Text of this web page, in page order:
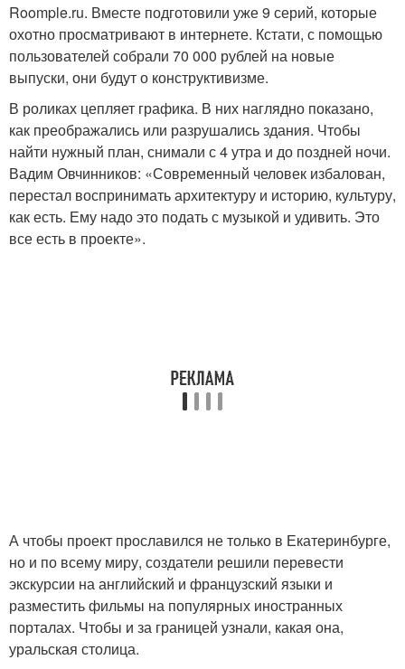
Roomple.ru. Вместе подготовили уже 9 серий, которые
охотно просматривают в интернете. Кстати, с помощью
пользователей собрали 70 000 рублей на новые
выпуски, они будут о конструктивизме.
В роликах цепляет графика. В них наглядно показано,
как преображались или разрушались здания. Чтобы
найти нужный план, снимали с 4 утра и до поздней ночи.
Вадим Овчинников: «Современный человек избалован,
перестал воспринимать архитектуру и историю, культуру,
как есть. Ему надо это подать с музыкой и удивить. Это
все есть в проекте».
А чтобы проект прославился не только в Екатеринбурге,
но и по всему миру, создатели решили перевести
экскурсии на английский и французский языки и
разместить фильмы на популярных иностранных
порталах. Чтобы и за границей узнали, какая она,
уральская столица.